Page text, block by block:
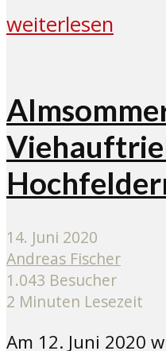
weiterlesen
14. Juni 2020
Andreas Fischer
1.043 Besucher
2 Minuten Lesezeit
Am 12. Juni 2020